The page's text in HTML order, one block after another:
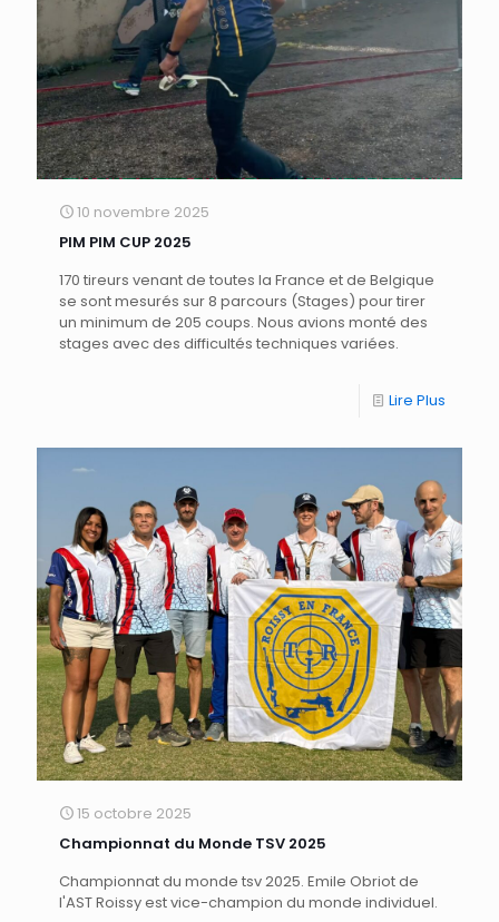
10 novembre 2025
PIM PIM CUP 2025
170 tireurs venant de toutes la France et de Belgique
se sont mesurés sur 8 parcours (Stages) pour tirer
un minimum de 205 coups. Nous avions monté des
stages avec des difficultés techniques variées.
Lire Plus
15 octobre 2025
Championnat du Monde TSV 2025
Championnat du monde tsv 2025. Emile Obriot de
l'AST Roissy est vice-champion du monde individuel.